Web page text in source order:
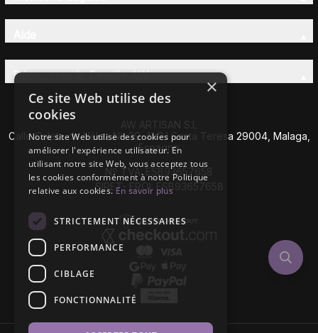
Découvrez la Famille AW
AW ARTISAN S.L
Calle Caleta de Vélez Nº 39-41 P.I Santa Teresa 29004, Malaga,
Espagne
Nº TVA: ESB93657658
SIRET- EROI: ESB93657658
×
Ce site Web utilise des
cookies
Notre site Web utilise des cookies pour
améliorer l'expérience utilisateur. En
utilisant notre site Web, vous acceptez tous
les cookies conformément à notre Politique
relative aux cookies.En savoir plus
STRICTEMENT NÉCESSAIRES
PERFORMANCE
CIBLAGE
FONCTIONNALITÉ